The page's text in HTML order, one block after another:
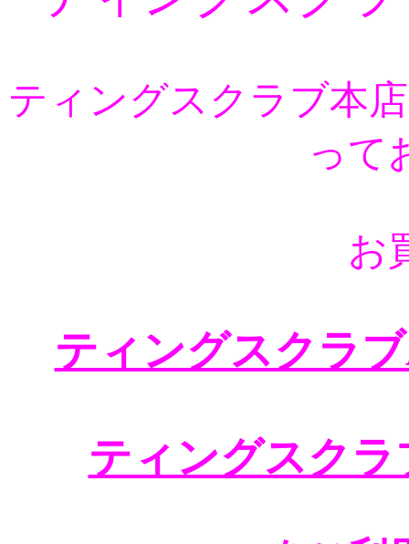
ティングスクラブ本
って
お
ティングスクラ
ティングスクラ